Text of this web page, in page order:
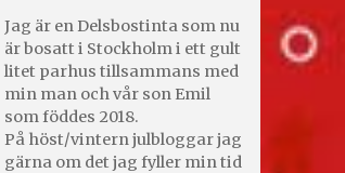
Jag är en Delsbostinta som nu
är bosatt i Stockholm i ett gult
litet parhus tillsammans med
min man och vår son Emil
som föddes 2018.
På höst/vintern julbloggar jag
gärna om det jag fyller min tid